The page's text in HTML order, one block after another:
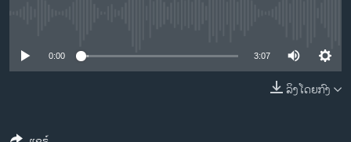
ຊີວິດຊາວລາວ
0:00 3:07
ລິງໂດຍກົງ